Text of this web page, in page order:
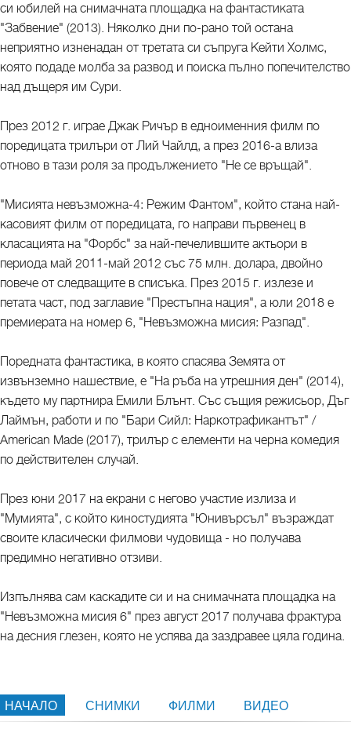
си юбилей на снимачната площадка на фантастиката
"Забвение" (2013). Няколко дни по-рано той остана
неприятно изненадан от третата си съпруга Кейти Холмс,
която подаде молба за развод и поиска пълно попечителство
над дъщеря им Сури.
През 2012 г. играе Джак Ричър в едноименния филм по
поредицата трилъри от Лий Чайлд, а през 2016-а влиза
отново в тази роля за продължението "Не се връщай".
"Мисията невъзможна-4: Режим Фантом", който стана най-
касовият филм от поредицата, го направи първенец в
класацията на "Форбс" за най-печелившите актьори в
периода май 2011-май 2012 със 75 млн. долара, двойно
повече от следващите в списъка. През 2015 г. излезе и
петата част, под заглавие "Престъпна нация", а юли 2018 е
премиерата на номер 6, "Невъзможна мисия: Разпад".
Поредната фантастика, в която спасява Земята от
извънземно нашествие, е "На ръба на утрешния ден" (2014),
където му партнира Емили Блънт. Със същия режисьор, Дъг
Лаймън, работи и по "Бари Сийл: Наркотрафикантът" /
American Made (2017), трилър с елементи на черна комедия
по действителен случай.
През юни 2017 на екрани с негово участие излиза и
"Мумията", с който киностудията "Юнивърсъл" възраждат
своите класически филмови чудовища - но получава
предимно негативно отзиви.
Изпълнява сам каскадите си и на снимачната площадка на
"Невъзможна мисия 6" през август 2017 получава фрактура
на десния глезен, която не успява да заздравее цяла година.
НАЧАЛО СНИМКИ ФИЛМИ ВИДЕО